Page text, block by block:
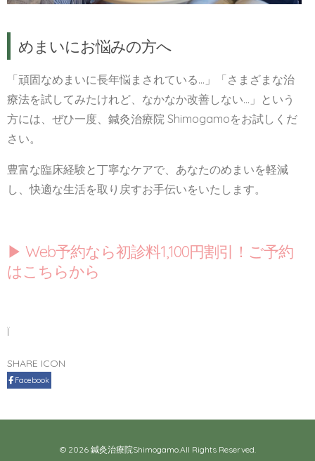
めまいにお悩みの方へ
「頑固なめまいに長年悩まされている…」「さまざまな治
療法を試してみたけれど、なかなか改善しない…」という
方には、ぜひ一度、鍼灸治療院 Shimogamoをお試しくだ
さい。
豊富な臨床経験と丁寧なケアで、あなたのめまいを軽減
し、快適な生活を取り戻すお手伝いをいたします。
▶︎ Web予約なら初診料1,100円割引！ご予約
はこちらから
Ï
SHARE ICON
Facebook
© 2026 鍼灸治療院Shimogamo.All Rights Reserved.